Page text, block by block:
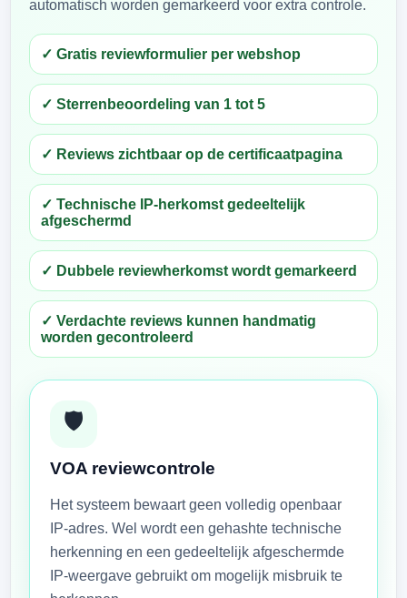
automatisch worden gemarkeerd voor extra controle.
✓ Gratis reviewformulier per webshop
✓ Sterrenbeoordeling van 1 tot 5
✓ Reviews zichtbaar op de certificaatpagina
✓ Technische IP-herkomst gedeeltelijk
afgeschermd
✓ Dubbele reviewherkomst wordt gemarkeerd
✓ Verdachte reviews kunnen handmatig
worden gecontroleerd
🛡
VOA reviewcontrole
Het systeem bewaart geen volledig openbaar
IP-adres. Wel wordt een gehashte technische
herkenning en een gedeeltelijk afgeschermde
IP-weergave gebruikt om mogelijk misbruik te